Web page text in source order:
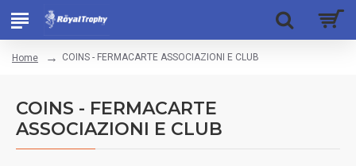
Home COINS - FERMACARTE ASSOCIAZIONI E CLUB
COINS - FERMACARTE
ASSOCIAZIONI E CLUB